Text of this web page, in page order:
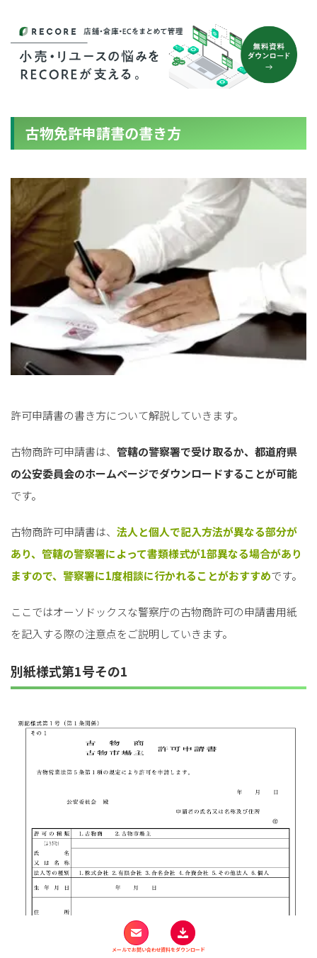
古物免許申請書の書き方
許可申請書の書き方について解説していきます。
古物商許可申請書は、 管轄の警察署で受け取るか、都道府県
の公安委員会のホームページでダウンロードすることが可能
です。
古物商許可申請書は、 法人と個人で記入方法が異なる部分が
あり、管轄の警察署によって書類様式が1部異なる場合があり
ますので、警察署に1度相談に行かれることがおすすめです。
ここではオーソドックスな警察庁の古物商許可の申請書用紙
を記入する際の注意点をご説明していきます。
別紙様式第1号その1
メールでお問い合わせ資料をダウンロード